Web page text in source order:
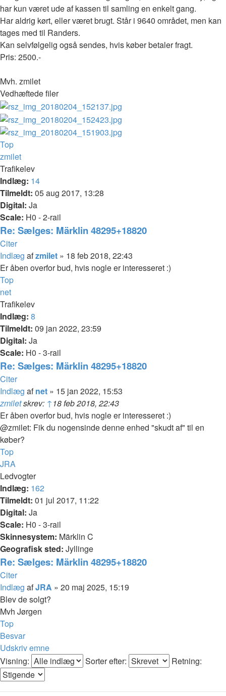
har kun været ude af kassen til samling en enkelt gang.
Har aldrig kørt, eller været brugt. Står i 9640 området, men kan
tages med til Randers.
Kan selvfølgelig også sendes, hvis køber betaler fragt.
Pris: 2500.-
Mvh. zmilet
Vedhæftede filer
Top
zmilet
Trafikelev
Indlæg: 14
Tilmeldt: 05 aug 2017, 13:28
Digital: Ja
Scale: H0 - 2-rail
Re: Sælges: Märklin 48295+18820
Citer
Indlæg afzmilet » 18 feb 2018, 22:43
Er åben overfor bud, hvis nogle er interesseret :)
Top
net
Trafikelev
Indlæg: 8
Tilmeldt: 09 jan 2022, 23:59
Digital: Ja
Scale: H0 - 3-rail
Re: Sælges: Märklin 48295+18820
Citer
Indlæg afnet » 15 jan 2022, 15:53
zmiletskrev: ↑18 feb 2018, 22:43
Er åben overfor bud, hvis nogle er interesseret :)
@zmilet: Fik du nogensinde denne enhed "skudt af" til en
køber?
Top
JRA
Ledvogter
Indlæg: 162
Tilmeldt: 01 jul 2017, 11:22
Digital: Ja
Scale: H0 - 3-rail
Skinnesystem: Märklin C
Geografisk sted: Jyllinge
Re: Sælges: Märklin 48295+18820
Citer
Indlæg afJRA » 20 maj 2025, 15:19
Blev de solgt?
Mvh Jørgen
Top
Besvar
Udskriv emne
Visning:
Sorter efter: Retning: